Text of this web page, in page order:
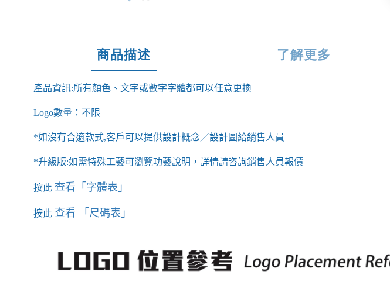
商品描述 了解更多
產品資訊:所有顏色、文字或數字字體都可以任意更換
Logo數量：不限
*如沒有合適款式,客戶可以提供設計概念／設計圖給銷售人員
*升級版:如需特殊工藝可瀏覽功藝說明，詳情請咨詢銷售人員報價
按此 查看 「字體表」
按此 查看 「尺碼表」